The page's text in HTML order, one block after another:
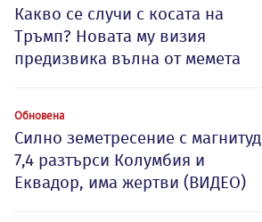
Какво се случи с косата на
Тръмп? Новата му визия
предизвика вълна от мемета
Обновена
Силно земетресение с магнитуд
7,4 разтърси Колумбия и
Еквадор, има жертви (ВИДЕО)